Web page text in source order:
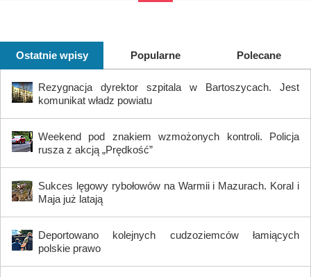
Ostatnie wpisy Popularne Polecane
Rezygnacja dyrektor szpitala w Bartoszycach. Jest
komunikat władz powiatu
Weekend pod znakiem wzmożonych kontroli. Policja
rusza z akcją „Prędkość”
Sukces lęgowy rybołowów na Warmii i Mazurach. Koral i
Maja już latają
Deportowano kolejnych cudzoziemców łamiących
polskie prawo